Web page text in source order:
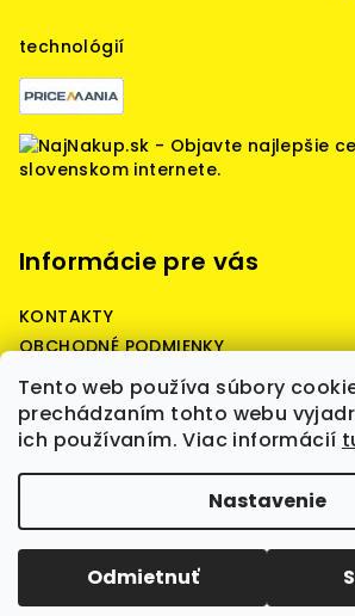
Tento web používa súbory
prechádzaním tohto webu
ich používaním. Viac informácií
Nastavenie
Odmietnuť
technológií
Informácie pre vás
KONTAKTY
OBCHODNÉ PODMIENKY
Reklamačné podmienky
Podmienky ochrany osobných
Copyright 2026Battery Predaj -
štartovacie, prístrojové,
skladom, kvalita a spoľahlivosť.
vyhradené.Upraviť
Vytvoril